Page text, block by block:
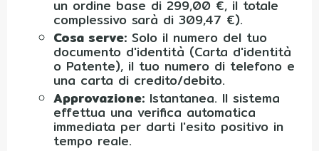
un ordine base di 299,00 €, il totale
complessivo sarà di 309,47 €).
Cosa serve: Solo il numero del tuo
documento d'identità (Carta d'identità
o Patente), il tuo numero di telefono e
una carta di credito/debito.
Approvazione: Istantanea. Il sistema
effettua una verifica automatica
immediata per darti l'esito positivo in
tempo reale.